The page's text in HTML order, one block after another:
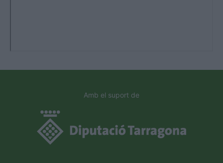
Amb el suport de